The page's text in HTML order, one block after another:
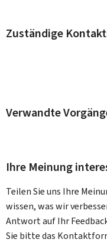
Zuständige
Verwandte
Ihre Meinung
Teilen Sie uns Ihre
wissen, was wir
Antwort auf Ihr
Sie bitte das